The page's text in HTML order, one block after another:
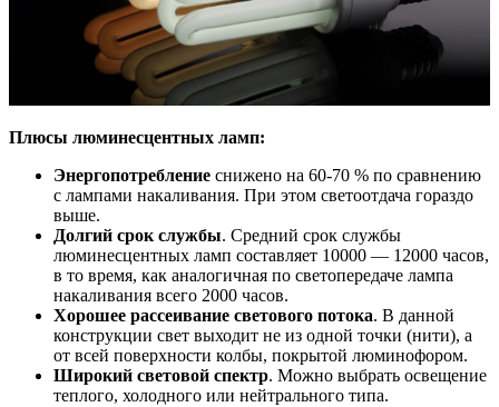
Плюсы люминесцентных ламп:
Энергопотребление снижено на 60-70 % по сравнению
с лампами накаливания. При этом светоотдача гораздо
выше.
Долгий срок службы. Средний срок службы
люминесцентных ламп составляет 10000 — 12000 часов,
в то время, как аналогичная по светопередаче лампа
накаливания всего 2000 часов.
Хорошее рассеивание светового потока. В данной
конструкции свет выходит не из одной точки (нити), а
от всей поверхности колбы, покрытой люминофором.
Широкий световой спектр. Можно выбрать освещение
теплого, холодного или нейтрального типа.